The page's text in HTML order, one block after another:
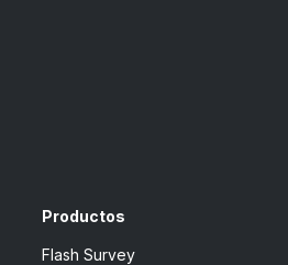
Productos
Flash Survey